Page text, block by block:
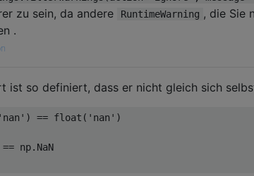
zu sein, da andere
RuntimeWarning , die Sie
.
ist so definiert, dass er nicht gleich sich
'nan' ) == float ( 'nan'